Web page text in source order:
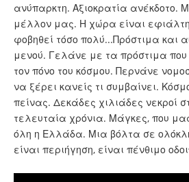
ανύπαρκτη. Αξιοκρατία ανέκδοτο.
μέλλον μας. Η χώρα είναι
φοβηθεί τόσο πολύ...Πρόστιμα και
μενού. Γελάνε με τα πρόστιμα
τον πόνο του κόσμου. Περνάνε
να ξέρει κανείς τι συμβαίνει.
πείνας. Δεκάδες χιλιάδες νεκροί
τελευταία χρόνια. Μάγκες, που
όλη η Ελλάδα. Μια βόλτα σε
είναι περιήγηση, είναι πένθιμο